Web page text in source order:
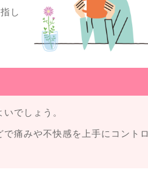
し
でしょう。
痛みや不快感を上手にコントロ